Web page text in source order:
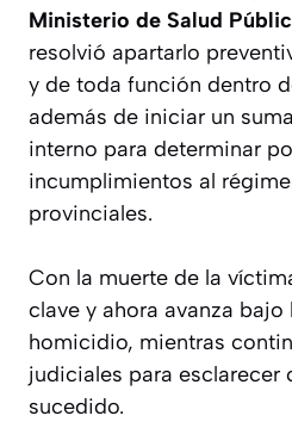
Ministerio de Salud
resolvió apartarlo
y de toda función dentro
además de iniciar un
interno para determinar
incumplimientos al
provinciales.
Con la muerte de la
clave y ahora avanza bajo
homicidio, mientras
judiciales para esclarecer
sucedido.